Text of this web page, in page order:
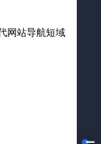
网站导航短域